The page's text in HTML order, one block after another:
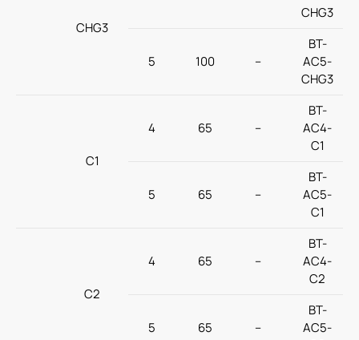
CHG3
CHG3
5 100 –
BT-
AC5-
CHG3
C1
4 65 –
BT-
AC4-
C1
5 65 –
BT-
AC5-
C1
C2
4 65 –
BT-
AC4-
C2
5 65 –
BT-
AC5-